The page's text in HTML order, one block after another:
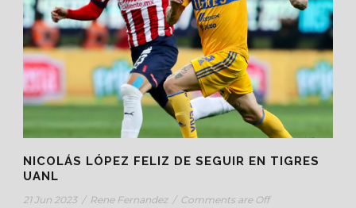
NICOLÁS LÓPEZ FELIZ DE SEGUIR EN TIGRES
UANL
21 Jun 2023 / Rene Fernandez / Comments are Off